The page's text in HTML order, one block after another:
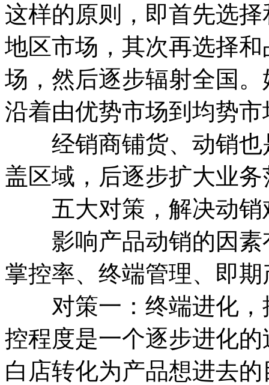
这样的原则，即首先选
地区市场，其次再选择
场，然后逐步辐射全国
沿着由优势市场到均势
经销商铺货、动销也
盖区域，后逐步扩大业务
五大对策，解决动销
影响产品动销的因素
掌控率、终端管理、即
对策一：终端进化，
控程度是一个逐步进化
白店转化为产品想进去